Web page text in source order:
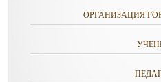
ОРГАНИЗАЦИЯ